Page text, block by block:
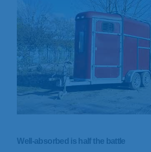
Well-absorbed is half the battle